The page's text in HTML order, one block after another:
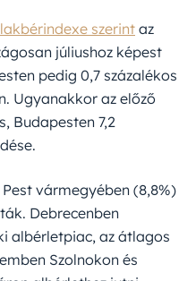
lakbérindexe szerint az
júliushoz képest
pedig 0,7 százalékos
Ugyanakkor az előző
Budapesten 7,2
vármegyében (8,8%)
Debrecenben
albérletpiac, az átlagos
Szolnokon és